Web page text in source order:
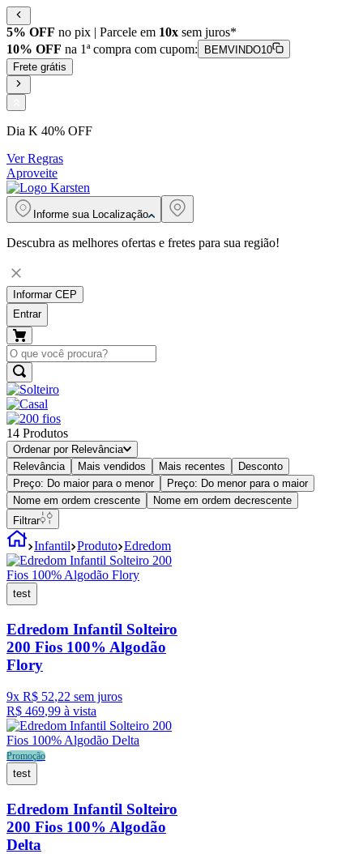
5% OFF no pix | Parcele em 10x sem juros*
10% OFF na 1ª compra com cupom:
BEMVINDO10
Frete grátis
Dia K 40% OFF
Ver Regras
Aproveite
Informe sua Localização
Descubra as melhores ofertas e fretes para sua região!
Informar CEP
Entrar
14 Produtos
Ordenar por Relevância
Relevância
Mais vendidos Mais recentes
Desconto
Preço: Do maior para o menor
Preço: Do menor para o maior
Nome em ordem crescente
Nome em ordem decrescente
Filtrar
Infantil Produto Edredom
test
Edredom Infantil Solteiro
200 Fios 100% Algodão
Flory
9x R$ 52,22 sem juros
R$ 469,99 à vista
Promoção
test
Edredom Infantil Solteiro
200 Fios 100% Algodão
Delta